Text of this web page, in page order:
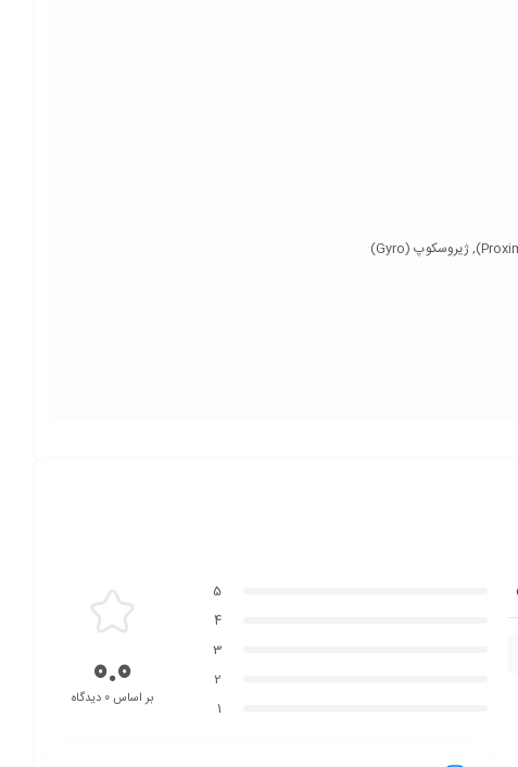
5
4
3
2
1
0.0
بر اساس 0 دیدگاه